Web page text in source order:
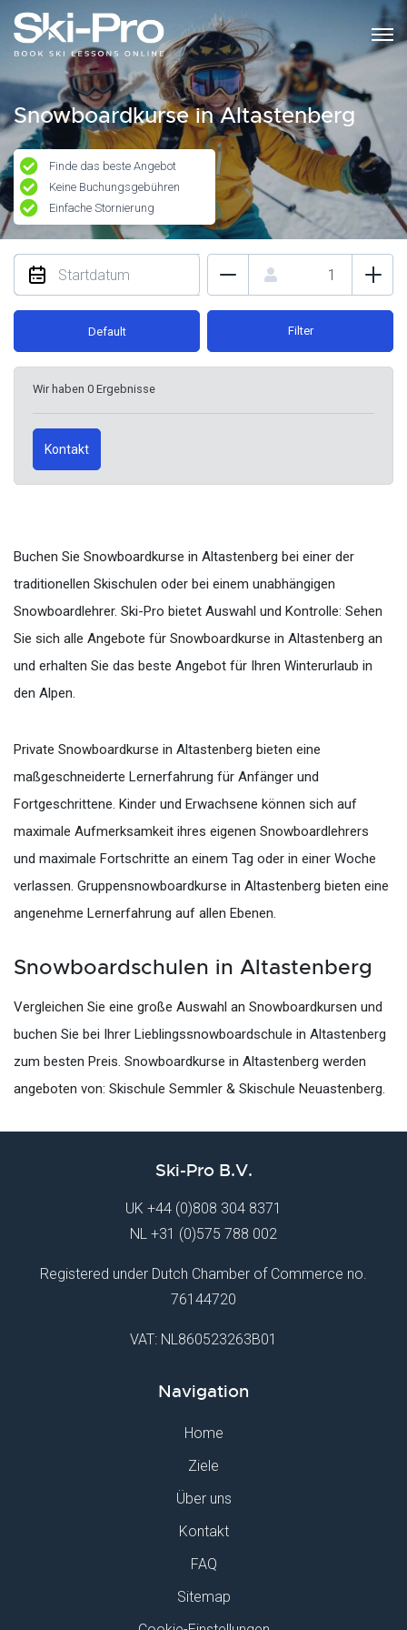
Snowboardkurse in Altastenberg
Finde das beste Angebot
Keine Buchungsgebühren
Einfache Stornierung
Default Filter
Wir haben 0 Ergebnisse
Kontakt
Buchen Sie Snowboardkurse in Altastenberg bei einer der
traditionellen Skischulen oder bei einem unabhängigen
Snowboardlehrer. Ski-Pro bietet Auswahl und Kontrolle: Sehen
Sie sich alle Angebote für Snowboardkurse in Altastenberg an
und erhalten Sie das beste Angebot für Ihren Winterurlaub in
den Alpen.
Private Snowboardkurse in Altastenberg bieten eine
maßgeschneiderte Lernerfahrung für Anfänger und
Fortgeschrittene. Kinder und Erwachsene können sich auf
maximale Aufmerksamkeit ihres eigenen Snowboardlehrers
und maximale Fortschritte an einem Tag oder in einer Woche
verlassen. Gruppensnowboardkurse in Altastenberg bieten eine
angenehme Lernerfahrung auf allen Ebenen.
Snowboardschulen in Altastenberg
Vergleichen Sie eine große Auswahl an Snowboardkursen und
buchen Sie bei Ihrer Lieblingssnowboardschule in Altastenberg
zum besten Preis. Snowboardkurse in Altastenberg werden
angeboten von: Skischule Semmler & Skischule Neuastenberg.
Ski-Pro B.V.
UK +44 (0)808 304 8371
NL +31 (0)575 788 002
Registered under Dutch Chamber of Commerce no.
76144720
VAT: NL860523263B01
Navigation
Home
Ziele
Über uns
Kontakt
FAQ
Sitemap